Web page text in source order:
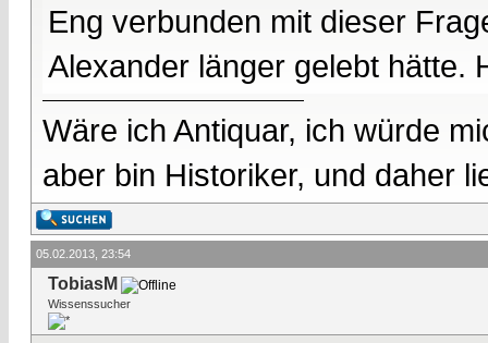
Eng verbunden mit dieser
Alexander länger gelebt hätte.
Wäre ich Antiquar, ich würde
aber bin Historiker, und daher
05.02.2013, 23:54
TobiasM
Wissenssucher